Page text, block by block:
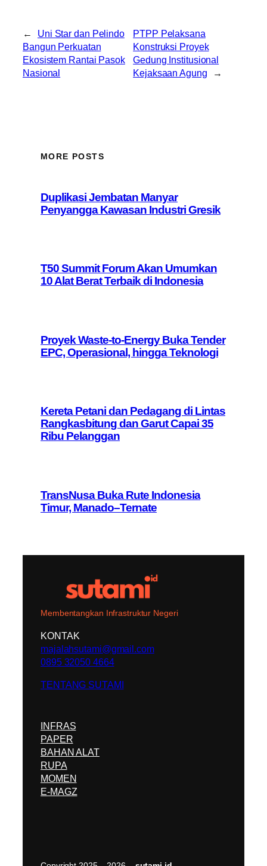
←
Uni Star dan Pelindo
Bangun Perkuatan
Ekosistem Rantai Pasok
Nasional
PTPP Pelaksana
Konstruksi Proyek
Gedung Institusional
Kejaksaan Agung
→
MORE POSTS
Duplikasi Jembatan Manyar
Penyangga Kawasan Industri Gresik
T50 Summit Forum Akan Umumkan
10 Alat Berat Terbaik di Indonesia
Proyek Waste-to-Energy Buka Tender
EPC, Operasional, hingga Teknologi
Kereta Petani dan Pedagang di Lintas
Rangkasbitung dan Garut Capai 35
Ribu Pelanggan
TransNusa Buka Rute Indonesia
Timur, Manado–Ternate
Membentangkan Infrastruktur Negeri
KONTAK
majalahsutami@gmail.com
0895 32050 4664
TENTANG SUTAMI
INFRAS
PAPER
BAHAN ALAT
RUPA
MOMEN
E-MAGZ